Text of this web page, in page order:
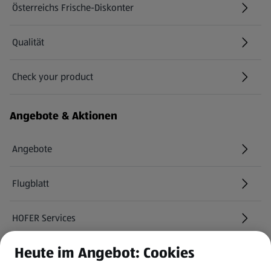
Österreichs Frische-Diskonter
Qualität
Check your product
(öffnet in einem neuen Tab)
Angebote & Aktionen
Angebote
Flugblatt
HOFER Services
Newsletter
Heute im Angebot: Cookies